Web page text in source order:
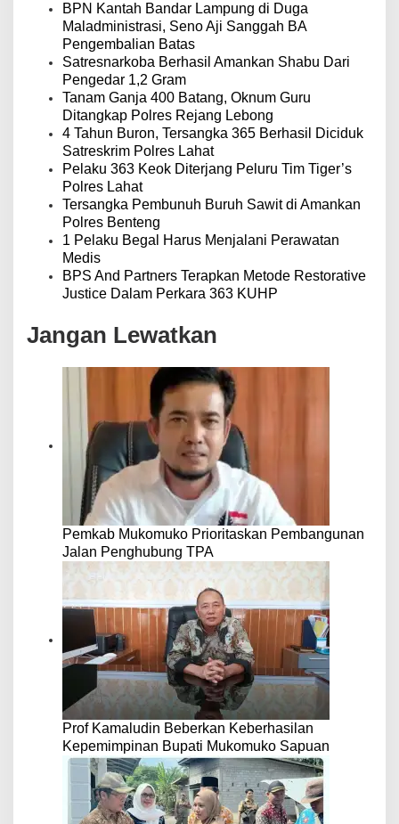
BPN Kantah Bandar Lampung di Duga
Maladministrasi, Seno Aji Sanggah BA
Pengembalian Batas
Satresnarkoba Berhasil Amankan Shabu Dari
Pengedar 1,2 Gram
Tanam Ganja 400 Batang, Oknum Guru
Ditangkap Polres Rejang Lebong
4 Tahun Buron, Tersangka 365 Berhasil Diciduk
Satreskrim Polres Lahat
Pelaku 363 Keok Diterjang Peluru Tim Tiger’s
Polres Lahat
Tersangka Pembunuh Buruh Sawit di Amankan
Polres Benteng
1 Pelaku Begal Harus Menjalani Perawatan
Medis
BPS And Partners Terapkan Metode Restorative
Justice Dalam Perkara 363 KUHP
Jangan Lewatkan
Pemkab Mukomuko Prioritaskan Pembangunan
Jalan Penghubung TPA
Prof Kamaludin Beberkan Keberhasilan
Kepemimpinan Bupati Mukomuko Sapuan